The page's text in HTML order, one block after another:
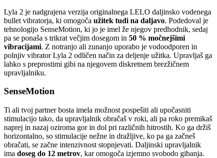
Lyla 2 je nadgrajena verzija originalnega LELO daljinsko vodenega
bullet vibratorja, ki omogoča užitek tudi na daljavo. Podedoval je
tehnologijo SenseMotion, ki jo je imel že njegov predhodnik, sedaj
pa se ponaša s trikrat večjim dosegom in 50 % močnejšimi
vibracijami. Z notranjo ali zunanjo uporabo je vodoodporen in
polnjiv vibrator Lyla 2 odličen način za deljenje užitka. Upravljaš ga
lahko s preprostimi gibi na njegovem diskretnem brezžičnem
upravljalniku.
SenseMotion
Ti ali tvoj partner bosta imela možnost pospešiti ali upočasniti
stimulacijo tako, da upravljalnik obračaš v roki, ali pa roko premikaš
naprej in nazaj oziroma gor in dol pri različnih hitrostih. Ko ga držiš
horizontalno, so stimulacije nežne in dražljive, ko pa ga začneš
obračati, se začne intenzivnost stopnjevati. Daljinski upravljalnik
ima doseg do 12 metrov, kar omogoča izjemno svobodo gibanja.